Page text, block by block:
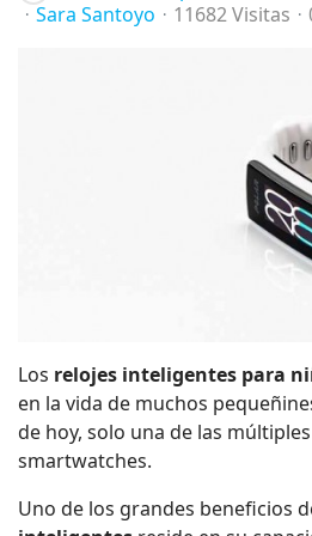
Sara Santoyo
11682 Visitas
Los relojes inteligentes para
en la vida de muchos
de hoy, solo una de las
smartwatches.
Uno de los grandes beneficios